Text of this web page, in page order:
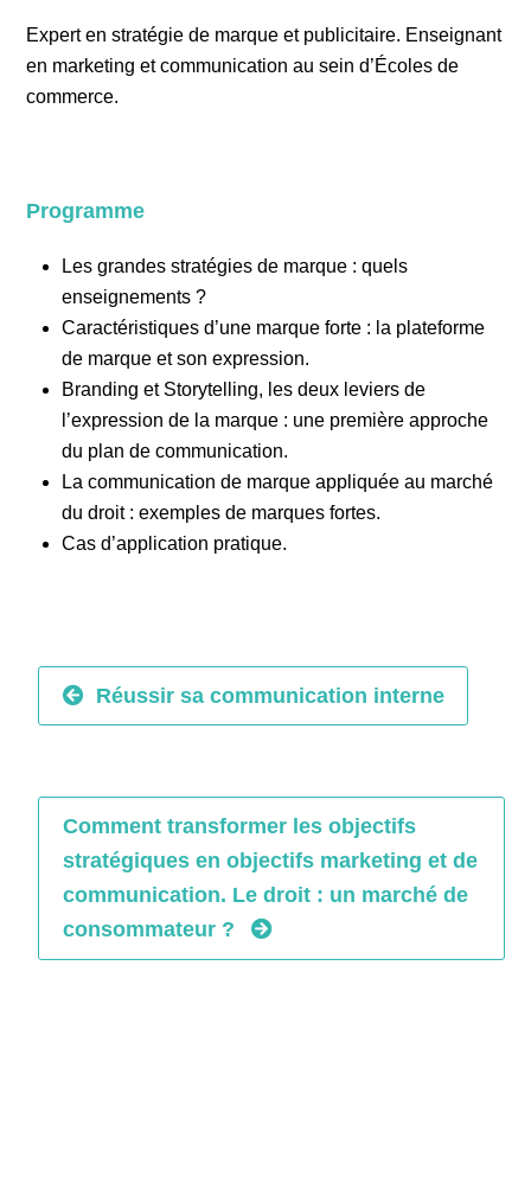
Expert en stratégie de marque et publicitaire. Enseignant
en marketing et communication au sein d’Écoles de
commerce.
Programme
Les grandes stratégies de marque : quels
enseignements ?
Caractéristiques d’une marque forte : la plateforme
de marque et son expression.
Branding et Storytelling, les deux leviers de
l’expression de la marque : une première approche
du plan de communication.
La communication de marque appliquée au marché
du droit : exemples de marques fortes.
Cas d’application pratique.
Réussir sa communication interne
Comment transformer les objectifs
stratégiques en objectifs marketing et de
communication. Le droit : un marché de
consommateur ?